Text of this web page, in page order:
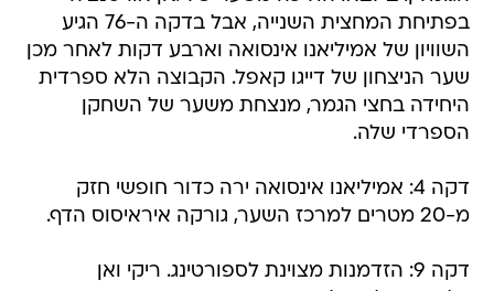
בפתיחת המחצית השנייה, אבל בדקה ה-76 הגיע
השוויון של אמיליאנו אינסואה וארבע דקות לאחר מכן
שער הניצחון של דייגו קאפל. הקבוצה הלא ספרדית
היחידה בחצי הגמר, מנצחת משער של השחקן
הספרדי שלה.
דקה 4: אמיליאנו אינסואה ירה כדור חופשי חזק
מ-20 מטרים למרכז השער, גורקה איראיסוס הדף.
דקה 9: הזדמנות מצוינת לספורטינג. ריקי ואן